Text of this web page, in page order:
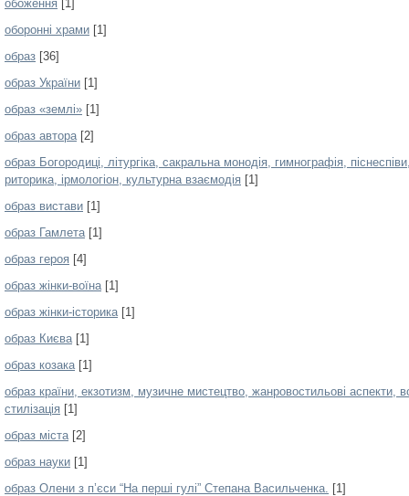
обоження [1]
оборонні храми [1]
образ [36]
образ України [1]
образ «землі» [1]
образ автора[2]
образ Богородиці, літургіка, сакральна монодія, гимнографія,
риторика, ірмологіон, культурна взаємодія [1]
образ вистави [1]
образ Гамлета[1]
образ героя [4]
образ жінки-воїна[1]
образ жінки-історика[1]
образ Києва[1]
образ козака[1]
образ країни, екзотизм, музичне мистецтво, жанровостильові аспекти,
стилізація [1]
образ міста[2]
образ науки [1]
образ Олени з п’єси “На перші гулі” Степана Васильченка. [1]